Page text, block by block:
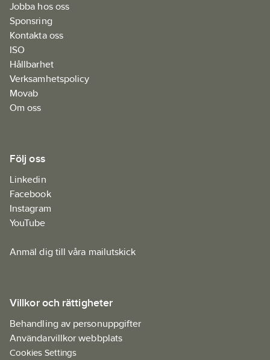
Möjlighet att öka
benlängden med 5
cm.Material:
fabric: 93% Polyamide,
7% Elastane - 310 g/m²
- Hi vis: 85% Polyester,
15% Cotton - 315 g/m² -
Reinforcement: 100%
20471:2013 klass 1.
Artikelnr:
Ean
artikelnr:
Materialklass
Jobba hos oss
Sponsring
Kontakta oss
ISO
Hållbarhet
Verksamhetspolicy
Movab
Om oss
Följ oss
Linkedin
Facebook
Instagram
YouTube
Anmäl dig till våra mailutskick
Villkor och rättigheter
Behandling av personuppgifter
Användarvillkor webbplats
Cookies Settings